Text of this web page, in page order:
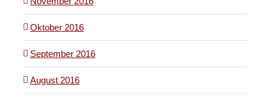
Oktober 2016
September 2016
August 2016